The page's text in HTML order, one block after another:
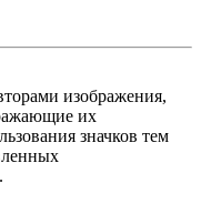
изображения,
их
значков тем